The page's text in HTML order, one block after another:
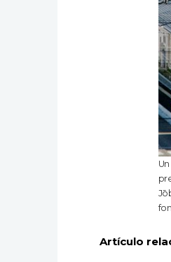
Artículo